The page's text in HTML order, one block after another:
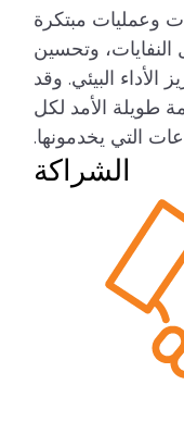
وعمليات مبتكرة
النفايات، وتحسين
الأداء البيئي. وقد
طويلة الأمد لكل
التي يخدمونها.
الشراكة